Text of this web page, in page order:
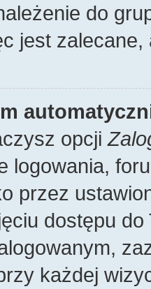
do
jest zalecane,
opcji
logowania,
przez
dostępu
każdej